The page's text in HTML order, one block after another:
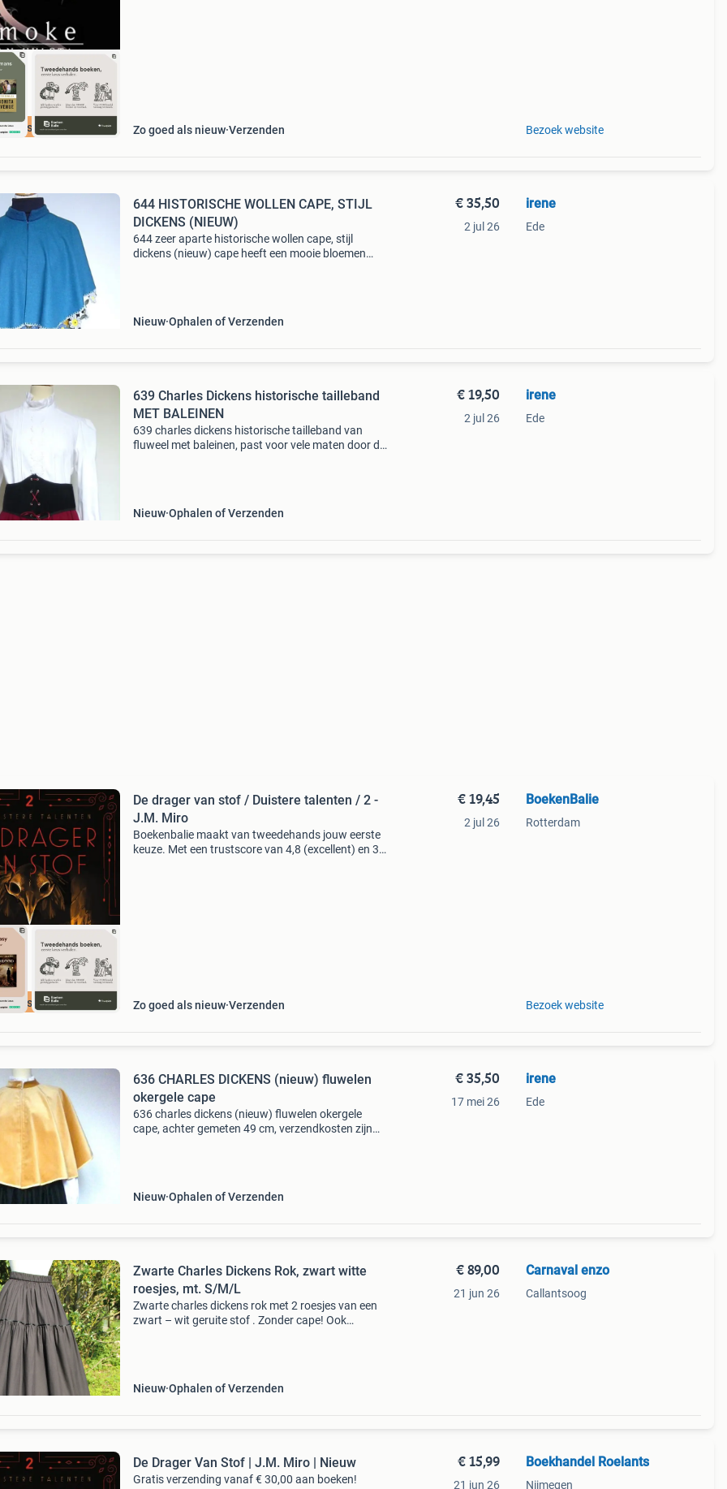
prijs Zo goed als nieuw Verzenden Bezoek website
644 HISTORISCHE WOLLEN CAPE, STIJL
DICKENS (NIEUW)
644 zeer aparte historische wollen cape, stijl
dickens (nieuw) cape heeft een mooie bloemen
Nieuw Ophalen of Verzenden
€ 35,50
2 jul 26
irene
Ede
639 Charles Dickens historische tailleband
MET BALEINEN
639 charles dickens historische tailleband van
fluweel met baleinen, past voor vele maten door de
Nieuw Ophalen of Verzenden
€ 19,50
2 jul 26
irene
Ede
prijs
De drager van stof / Duistere talenten / 2 -
J.M. Miro
Boekenbalie maakt van tweedehands jouw eerste
keuze. Met een trustscore van 4,8 (excellent) en 30
Zo goed als nieuw Verzenden
€ 19,45
2 jul 26
BoekenBalie
Rotterdam
Bezoek website
636 CHARLES DICKENS (nieuw) fluwelen
okergele cape
636 charles dickens (nieuw) fluwelen okergele
cape, achter gemeten 49 cm, verzendkosten zijn
Nieuw Ophalen of Verzenden
€ 35,50
17 mei 26
irene
Ede
Zwarte Charles Dickens Rok, zwart witte
roesjes, mt. S/M/L
Zwarte charles dickens rok met 2 roesjes van een
zwart – wit geruite stof . Zonder cape! Ook
Nieuw Ophalen of Verzenden
€ 89,00
21 jun 26
Carnaval enzo
Callantsoog
De Drager Van Stof | J.M. Miro | Nieuw
Gratis verzending vanaf € 30,00 aan boeken!
€ 15,99
21 jun 26
Boekhandel Roelants
Nijmegen